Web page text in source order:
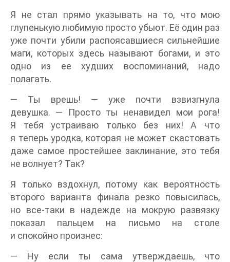
Я не стал прямо указывать на то, что мою
глупенькую любимую просто убьют. Её один раз
уже почти убили распоясавшиеся сильнейшие
маги, которых здесь называют богами, и это
одно из ее худших воспоминаний, надо
полагать.
— Ты врешь! — уже почти взвизгнула
девушка. — Просто ты ненавидел мои рога!
Я тебя устраиваю только без них! А что
я теперь уродка, которая не может скастовать
даже самое простейшее заклинание, это тебя
не волнует? Так?
Я только вздохнул, потому как вероятность
второго варианта финала резко повысилась,
но все-таки в надежде на мокрую развязку
показал пальцем на письмо на столе
и спокойно произнес:
— Ну если ты сама утверждаешь, что